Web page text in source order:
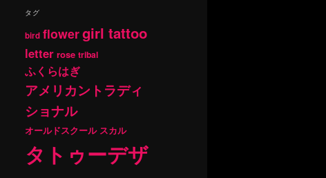
タグ
bird flowergirl tattoo
letter rose tribal
ふくらはぎ
アメリカントラディ
ショナル
オールドスクール スカル
タトゥーデザ